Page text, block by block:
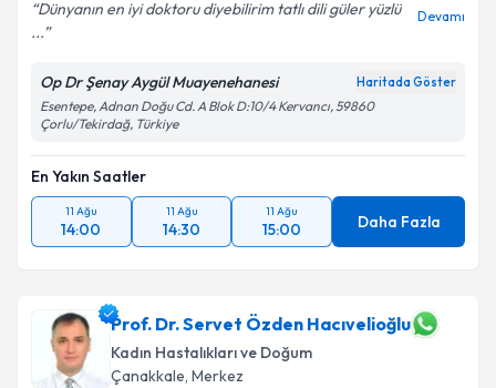
Dünyanın en iyi doktoru diyebilirim tatlı dili güler yüzlü
...
Devamı
Op Dr Şenay Aygül Muayenehanesi Haritada Göster
Esentepe, Adnan Doğu Cd. A Blok D:10/4 Kervancı, 59860
Çorlu/Tekirdağ, Türkiye
En Yakın Saatler
11 Ağu
14:00
11 Ağu
14:30
11 Ağu
15:00 Daha Fazla
Prof. Dr. Servet Özden Hacıvelioğlu
Kadın Hastalıkları ve Doğum
Çanakkale, Merkez